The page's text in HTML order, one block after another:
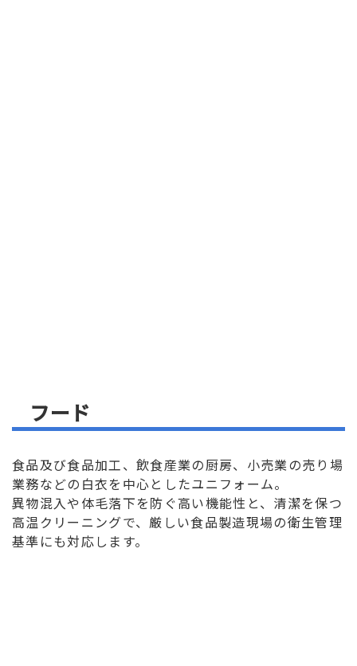
フード
食品及び食品加工、飲食産業の厨房、小売業の売り場
業務などの白衣を中心としたユニフォーム。
異物混入や体毛落下を防ぐ高い機能性と、清潔を保つ
高温クリーニングで、厳しい食品製造現場の衛生管理
基準にも対応します。